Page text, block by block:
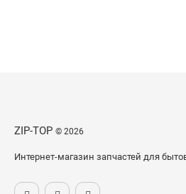
ZIP-TOP © 2026
Интернет-магазин запчастей для